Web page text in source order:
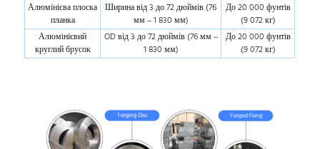
Алюмінієва плоска
планка
Ширина від 3 до 72 дюймів (76
мм – 1 830 мм)
До 20 000 фунтів
(9 072 кг)
Алюмінієвий
круглий брусок
OD від 3 до 72 дюймів (76 мм –
1 830 мм)
До 20 000 фунтів
(9 072 кг)